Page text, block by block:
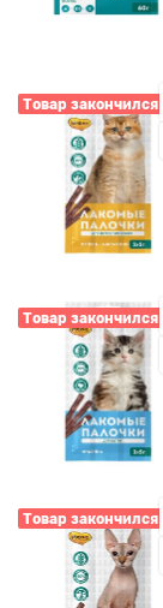
Товар закончился
Товар закончился
Товар закончился